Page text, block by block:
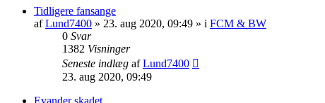
Tidligere fansange
afLund7400 » 23. aug 2020, 09:49 » i FCM & BW
0 Svar
1382 Visninger
Seneste indlæg afLund7400
23. aug 2020, 09:49
Evander skadet